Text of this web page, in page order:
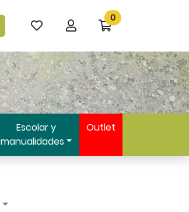
favoritos
Ir
mi
compra
0
Escolar y
manualidades
Outlet